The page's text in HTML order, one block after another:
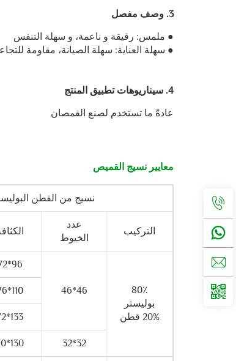
3. وصف مفصل
● ملمس: رقيقة و ناعمة، و سهلة التنفس
● سهلة العناية: سهلة الصيانة، مقاومة
4. سيناريوهات تطبيق المنتج
عادةً ما تستخدم لصنع القمصان
معايير نسيج القميص
نسيج من القطن
التركيب
عدد
الخيوط
80٪
بوليستر
20% قطن
46*46
96*72
110*76
133*72
32*32
130*70